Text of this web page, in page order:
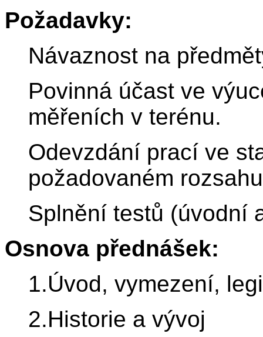
Požadavky:
Návaznost na
Povinná účast ve
měřeních v terénu.
Odevzdání prací ve
požadovaném
Splnění testů (úvodní
Osnova přednášek:
1.Úvod, vymezení,
2.Historie a vývoj